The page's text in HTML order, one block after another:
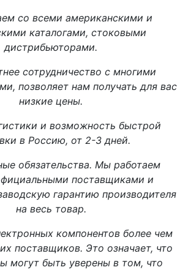
со всеми американскими и
каталогами, стоковыми
дистрибьюторами.
сотрудничество с многими
позволяет нам получать для вас
низкие цены.
и возможность быстрой
в Россию, от 2-3 дней.
обязательства. Мы работаем
поставщиками и
гарантию производителя
на весь товар.
компонентов более чем
поставщиков. Это означает, что
могут быть уверены в том, что